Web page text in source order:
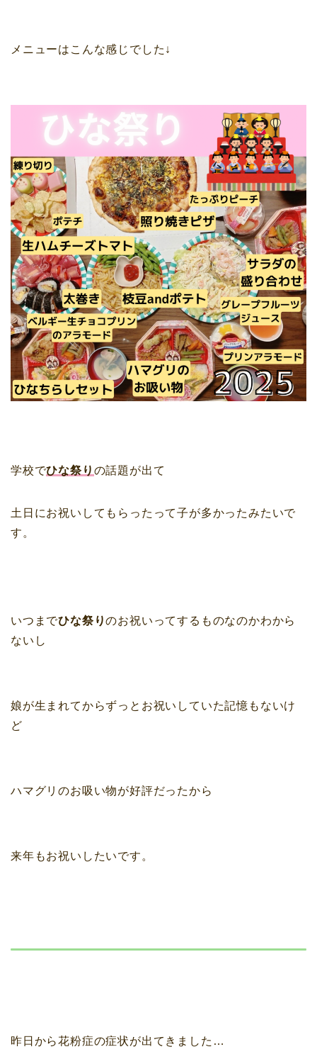
メニューはこんな感じでした↓
学校でひな祭り の話題が出て
土日にお祝いしてもらったって子が多かったみたいで
す。
いつまでひな祭りのお祝いってするものなのかわから
ないし
娘が生まれてからずっとお祝いしていた記憶もないけ
ど
ハマグリのお吸い物が好評だったから
来年もお祝いしたいです。
昨日から花粉症の症状が出てきました…